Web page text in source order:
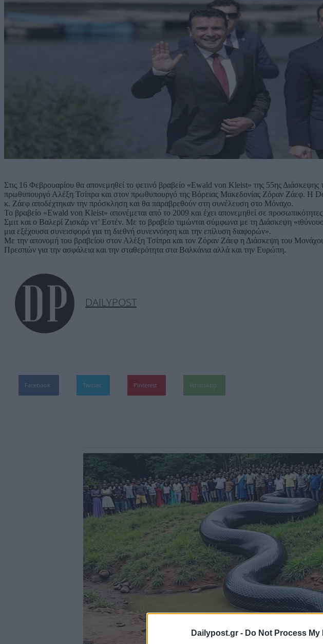
Dailypost.gr - Do Not Process
Στις 16 Φεβρουαρίου θα απονεμηθεί το φετινό βραβείο «Ewald von Kleist» της 55ης
πρωθυπουργό Αλέξη Τσίπρα και στον πρωθυπουργό της Βόρειας Μακεδονίας Ζόραν Ζάεφ. Η
κ. Ζάεφ αποδέχτηκαν την πρόσκληση και θα παραβρεθούν στη συνέλευση στο Μόναχο.
Το βραβείο «Ewald von Kleist» απονέμεται από το 2009 και έχει απονεμηθεί σε
Σμιτ και ο Βαλερί Ζισκάρ ντ’ Εστέν. Με το βραβείο τιμώνται σύμφωνα με τη Διάσκεψη
μια εξέχουσα συνεισφορά για τη διεθνή συνεννόηση και την επίλυση διαφορών».
Με την απονομή του βραβείου στον Αλέξη Τσίπρα και τον Ζόραν Ζάεφ η Διάσκεψη του
Πρεσπών για την ασφάλεια και την σταθερότητα στα Βαλκάνια αλλά και την Ευρώπη.
DAILYPOST
Facebook Twitter Pinterest WhatsApp